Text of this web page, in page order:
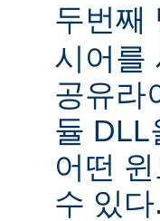
두번째
시어를
공유라
듈 DLL
어떤
수 있다.